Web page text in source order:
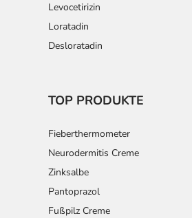
Levocetirizin
Loratadin
Desloratadin
TOP PRODUKTE
Fieberthermometer
Neurodermitis Creme
Zinksalbe
Pantoprazol
Fußpilz Creme